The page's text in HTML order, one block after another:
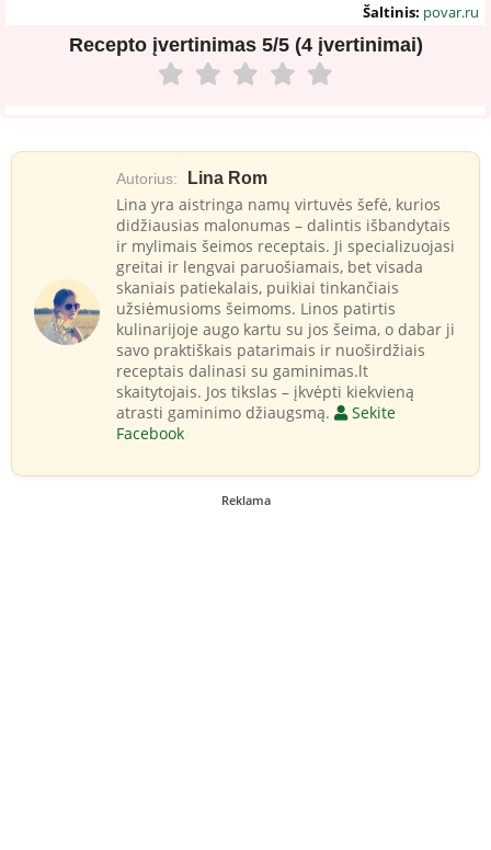
Šaltinis: povar.ru
Recepto įvertinimas 5/5 (4 įvertinimai)
Autorius: Lina Rom
Lina yra aistringa namų virtuvės šefė, kurios
didžiausias malonumas – dalintis išbandytais
ir mylimais šeimos receptais. Ji specializuojasi
greitai ir lengvai paruošiamais, bet visada
skaniais patiekalais, puikiai tinkančiais
užsiėmusioms šeimoms. Linos patirtis
kulinarijoje augo kartu su jos šeima, o dabar ji
savo praktiškais patarimais ir nuoširdžiais
receptais dalinasi su gaminimas.lt
skaitytojais. Jos tikslas – įkvėpti kiekvieną
atrasti gaminimo džiaugsmą.
Sekite
Facebook
Reklama